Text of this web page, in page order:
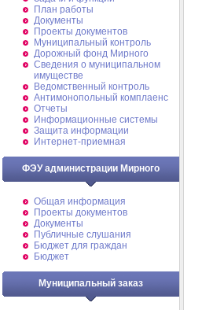
План работы
Документы
Проекты документов
Муниципальный контроль
Дорожный фонд Мирного
Cведения о муниципальном
имуществе
Ведомственный контроль
Антимонопольный комплаенс
Отчеты
Информационные системы
Защита информации
Интернет-приемная
ФЭУ администрации Мирного
Общая информация
Проекты документов
Документы
Публичные слушания
Бюджет для граждан
Бюджет
Муниципальный заказ